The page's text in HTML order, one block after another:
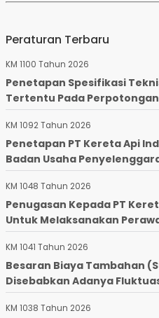
Peraturan Terbaru
KM 1100 Tahun 2026
Penetapan Spesifikasi
Tertentu Pada Perpotongan
KM 1092 Tahun 2026
Penetapan PT Kereta Api
Badan Usaha
KM 1048 Tahun 2026
Penugasan Kepada PT
Untuk Melaksanakan
KM 1041 Tahun 2026
Besaran Biaya Tambahan
Disebabkan Adanya
KM 1038 Tahun 2026